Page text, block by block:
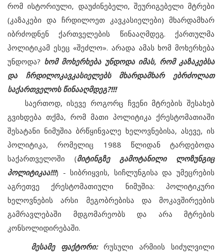
რომ ისტორიული, დაუძინებელი, შეურიგებელი მტრები
(კაზაკები და ჩრდილოეთ კავკასიელები) მხარდამხარ
იბრძოდნენ ქართველების წინააღმდეგ. ქართულმა
პოლიტიკამ ესეც «შეძლო». არადა ამას ხომ მოხერხება
უნდოდა? ხომ მოხერხება უნდოდა იმას, რომ კაზაკებსა
და ჩრდილოკავკასიელებს მხარდამხარ ებრძოლათ
საქართველოს წინააღმდეგ?!!!
საერთოდ, ისევე როგორც ჩვენი მტრების შესახებ
გვიხდება თქმა, რომ მათი პოლიტიკა ქრესტომათიაში
შესატანი ნიმუშია ბრწყინვალე ხელოვნებისა, ასევე, ის
პოლიტიკა, რომელიც 1988 წლიდან ტარდებოდა
საქართველოში (მიტინგზე გამოტანილი ლოზუნგიც
პოლიტიკაა!!!) - სიბრიყვის, სიჩლუნგისა და უმეცრების
აგრეთვე ქრესტომათიული ნიმუშია: პოლიტიკური
ხელოვნების არსი მეგობრებისა და მოკავშირეების
გამრავლებაში მდგომარეობს და არა მტრების
კონსოლიდირებაში.
მესამე ფაქტორი: რუსული არმიის სიძულვილი